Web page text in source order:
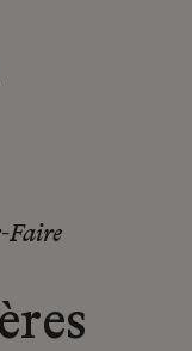
Faire